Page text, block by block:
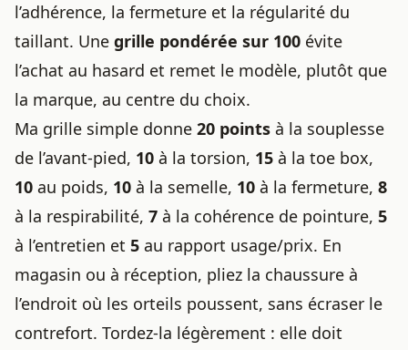
l’adhérence, la fermeture et la régularité du
taillant. Une grille pondérée sur 100 évite
l’achat au hasard et remet le modèle, plutôt que
la marque, au centre du choix.
Ma grille simple donne 20 points à la souplesse
de l’avant-pied, 10 à la torsion, 15 à la toe box,
10 au poids, 10 à la semelle, 10 à la fermeture, 8
à la respirabilité, 7 à la cohérence de pointure, 5
à l’entretien et 5 au rapport usage/prix. En
magasin ou à réception, pliez la chaussure à
l’endroit où les orteils poussent, sans écraser le
contrefort. Tordez-la légèrement : elle doit